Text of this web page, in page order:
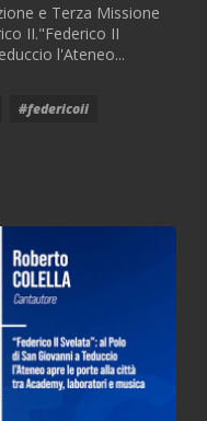
e Terza Missione
II."Federico II
l'Ateneo...
#federicoii